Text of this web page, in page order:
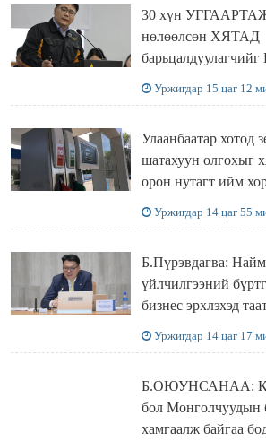
30 хүн УГГААРТАЖ
нөлөөлсөн ХЯТАД
барьцалдуулагчийг Ц.ЭРДЭНЭБАЯР
Уржигдар 15 цаг 12
Улаанбаатар хотод
шатахуун олгохыг хязгаарласан бол
орон нутагт ийм
Уржигдар 14 цаг 55
Б.Пүрэвдагва:
үйлчилгээний
бизнес эрхлэхэд
Уржигдар 14 цаг 17
Б.ОЮУНСАНАА:
бол Монголчуудын
хамгаалж байгаа